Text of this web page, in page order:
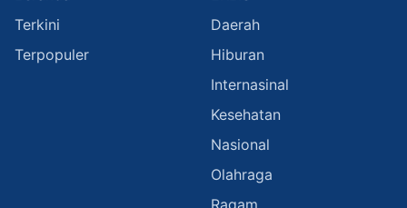
Terkini
Terpopuler
Daerah
Hiburan
Internasinal
Kesehatan
Nasional
Olahraga
Ragam